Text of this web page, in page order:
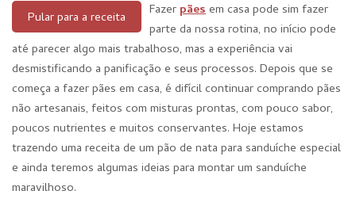
Pular para a receita Fazer pãesem casa pode sim fazer
parte da nossa rotina, no início pode
até parecer algo mais trabalhoso, mas a experiência vai
desmistificando a panificação e seus processos. Depois que se
começa a fazer pães em casa, é difícil continuar comprando pães
não artesanais, feitos com misturas prontas, com pouco sabor,
poucos nutrientes e muitos conservantes. Hoje estamos
trazendo uma receita de um pão de nata para sanduíche especial
e ainda teremos algumas ideias para montar um sanduíche
maravilhoso.